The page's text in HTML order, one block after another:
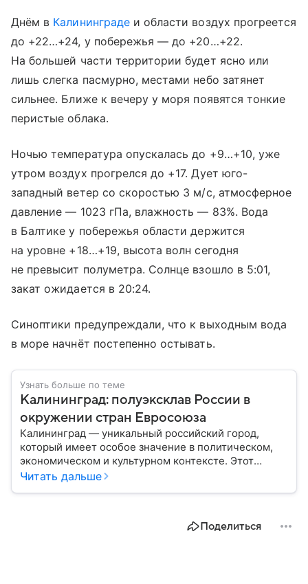
Днём в Калининградеи области воздух прогреется
до +22…+24, у побережья — до +20…+22.
На большей части территории будет ясно или
лишь слегка пасмурно, местами небо затянет
сильнее. Ближе к вечеру у моря появятся тонкие
перистые облака.
Ночью температура опускалась до +9…+10, уже
утром воздух прогрелся до +17. Дует юго-
западный ветер со скоростью 3 м/с, атмосферное
давление — 1023 гПа, влажность — 83%. Вода
в Балтике у побережья области держится
на уровне +18…+19, высота волн сегодня
не превысит полуметра. Солнце взошло в 5:01,
закат ожидается в 20:24.
Синоптики предупреждали, что к выходным вода
в море начнёт постепенно остывать.
Узнать больше по теме
Калининград: полуэксклав России в
окружении стран Евросоюза
Калининград — уникальный российский город,
который имеет особое значение в политическом,
экономическом и культурном контексте. Этот
город, расположенный в самом сердце Европы,
Читать дальше
Поделиться